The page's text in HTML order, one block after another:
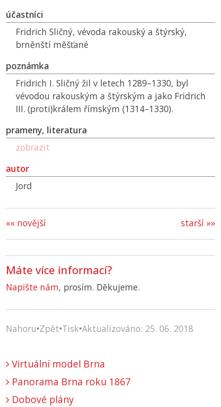
účastníci
Fridrich Sličný, vévoda rakouský a štýrský,
brněnští měšťané
poznámka
Fridrich I. Sličný žil v letech 1289–1330, byl
vévodou rakouským a štýrským a jako Fridrich
III. (proti)králem římským (1314–1330).
prameny, literatura
zobrazit
autor
Jord
starší »»
«« novější
Máte více informací?
Napište nám, prosím. Děkujeme.
Nahoru•Zpět•Tisk•Aktualizováno: 25. 06. 2018
Virtuální model Brna
Panorama Brna roku 1867
Dobové plány